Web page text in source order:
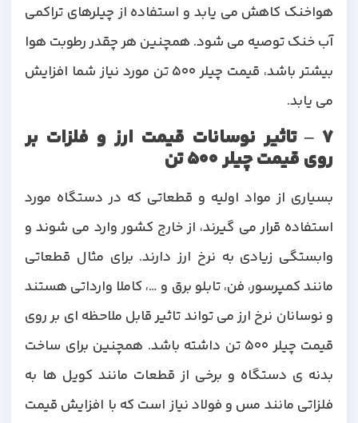
هواخنک کاهش می یابد و استفاده از چیلرهای تراکمی
آب خنک توصیه می شود. همچنین هر چقدر رطوبت هوا
بیشتر باشد، قیمت چیلر 500 تن مورد نیاز شما افزایش
می یابد.
7 – تاثیر نوسانات قیمت ارز و فلزات بر
روی قیمت چیلر 500 تن
بسیاری از مواد اولیه و قطعاتی که در دستگاه مورد
استفاده قرار می گیرند، از خارج کشور وارد می شوند و
وابستگی زیادی به نرخ ارز دارند. برای مثال قطعاتی
مانند کمپرسور، فن، تابلو برق و …، کاملا وارداتی هستند
و نوسانان نرخ ارز می تواند تاثیر قابل ملاحظه ای بر روی
قیمت چیلر 500 تن داشته باشد. همچنین برای ساخت
بدنه ی دستگاه و برخی از قطعات مانند کویل ها به
فلزاتی مانند مس و فولاد نیاز است که با افزایش قیمت